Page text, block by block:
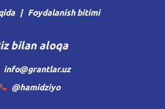
Foydalanish bitimi
bilan aloqa
info@grantlar.uz
@hamidziyo